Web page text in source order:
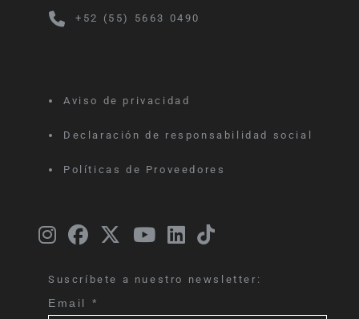
+52 (55) 5663 0490
Aviso de privacidad
Declaración de responsabilidad social
Políticas de Proveedores
Suscríbete a nuestro newsletter:
Email *